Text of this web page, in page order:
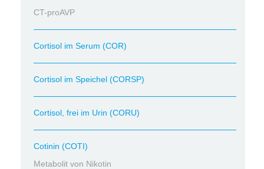
CT-proAVP
Cortisol im Serum (COR)
Cortisol im Speichel (CORSP)
Cortisol, frei im Urin (CORU)
Cotinin (COTI)
Metabolit von Nikotin